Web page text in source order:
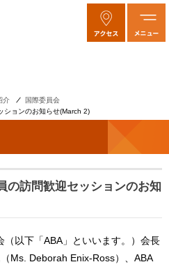
介
国際委員会
ションのお知らせ(March 2)
の訪問歓迎セッションのお知
以下「ABA」といいます。）会長
Ms. Deborah Enix-Ross）、ABA